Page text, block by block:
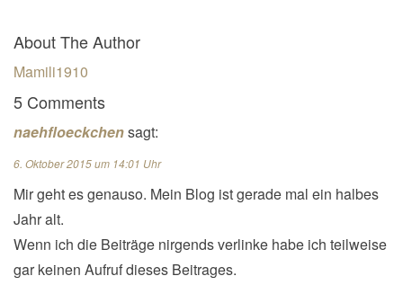
About The Author
Mamili1910
5 Comments
naehfloeckchensagt:
6. Oktober 2015 um 14:01 Uhr
Mir geht es genauso. Mein Blog ist gerade mal ein halbes
Jahr alt.
Wenn ich die Beiträge nirgends verlinke habe ich teilweise
gar keinen Aufruf dieses Beitrages.